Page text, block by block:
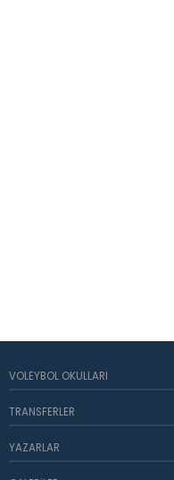
VOLEYBOL OKULLARI
TRANSFERLER
YAZARLAR